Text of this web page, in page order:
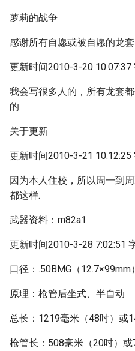
萝莉的战争
感谢所有自愿或被自愿的龙套
更新时间2010-3-20 10:07:37
我会写很多人的，所有龙套
的
关于更新
更新时间2010-3-21 10:12:25
因为本人住校，所以周一到
都这样.
武器资料：m82a1
更新时间2010-3-28 7:02:51
口径：.50BMG（12.7×99mm）
原理：枪管后坐式、半自动
总长：1219毫米（48吋）或
枪管长：508毫米（20吋）或